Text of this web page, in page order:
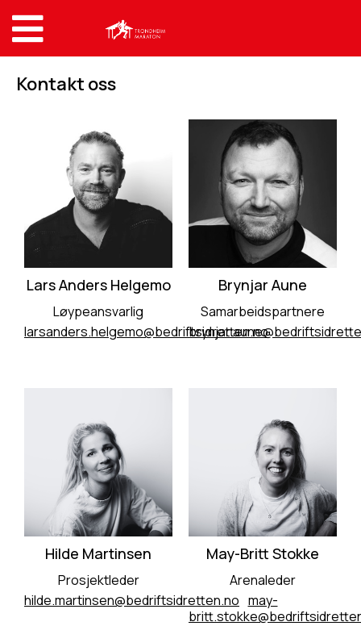
Kontakt oss
Lars Anders Helgemo
Løypeansvarlig
larsanders.helgemo@bedriftsidretten.no
Brynjar Aune
Samarbeidspartnere
Hilde Martinsen
Prosjektleder
hilde.martinsen@bedriftsidretten.no
May-Britt Stokke
Arenaleder
may-